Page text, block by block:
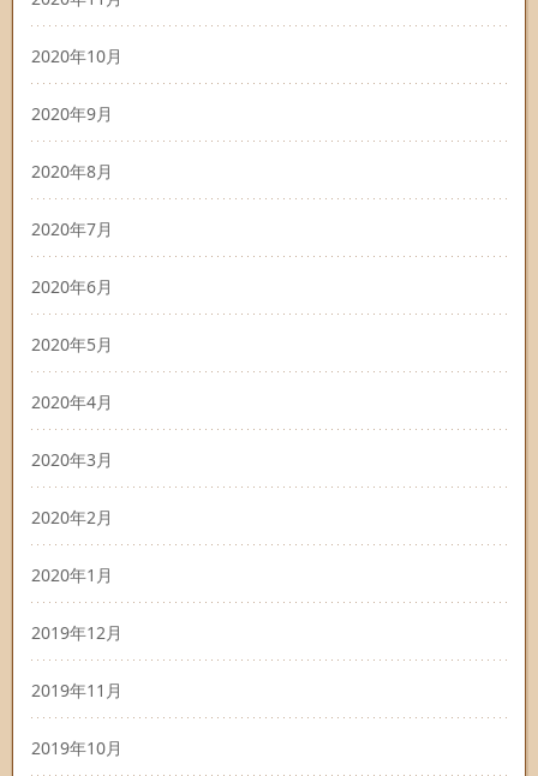
2020年10月
2020年9月
2020年8月
2020年7月
2020年6月
2020年5月
2020年4月
2020年3月
2020年2月
2020年1月
2019年12月
2019年11月
2019年10月